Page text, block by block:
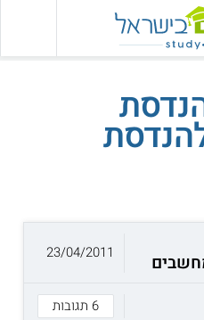
6 תגובות
23/04/2011